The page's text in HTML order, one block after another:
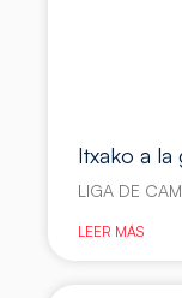
Itxako a la
LIGA DE
LEER MÁS